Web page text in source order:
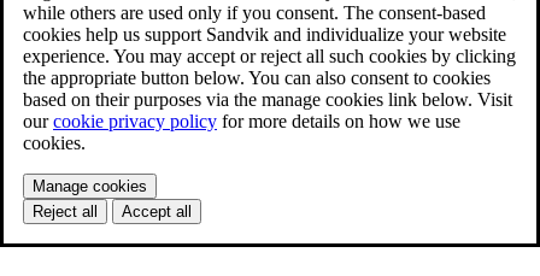
while others are used only if you consent. The consent-based
cookies help us support Sandvik and individualize your website
experience. You may accept or reject all such cookies by clicking
the appropriate button below. You can also consent to cookies
based on their purposes via the manage cookies link below. Visit
ourcookie privacy policy for more details on how we use
cookies.
Manage cookies
Reject all
Accept all